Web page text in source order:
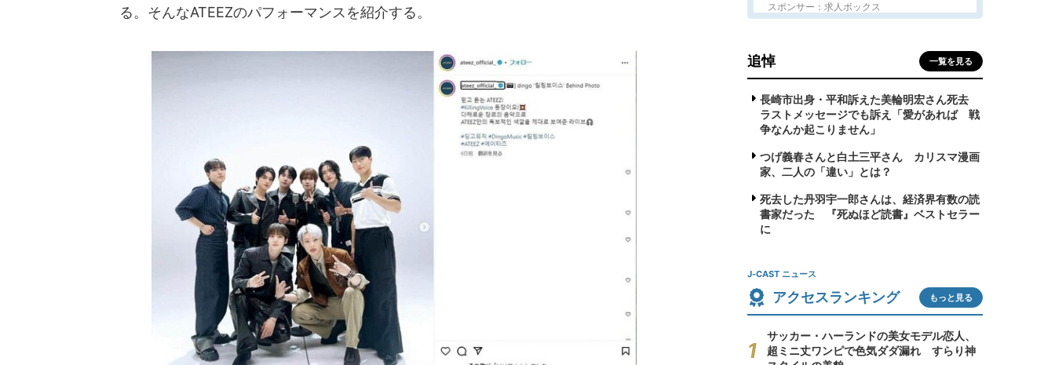
る。そんなATEEZのパフォーマンスを紹介する。
スポンサー：求人ボックス
追悼 一覧を見る
長崎市出身・平和訴えた美輪明宏さん死去
ラストメッセージでも訴え「愛があれば 戦
争なんか起こりません」
つげ義春さんと白土三平さん カリスマ漫画
家、二人の「違い」とは？
死去した丹羽宇一郎さんは、経済界有数の読
書家だった 『死ぬほど読書』ベストセラー
に
J-CAST ニュース
アクセスランキング もっと見る
サッカー・ハーランドの美女モデル恋人、
超ミニ丈ワンピで色気ダダ漏れ すらり神